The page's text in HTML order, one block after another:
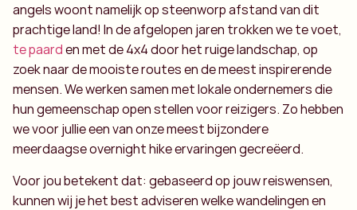
angels woont namelijk op steenworp afstand van dit
prachtige land! In de afgelopen jaren trokken we te voet,
te paarden met de 4x4 door het ruige landschap, op
zoek naar de mooiste routes en de meest inspirerende
mensen. We werken samen met lokale ondernemers die
hun gemeenschap open stellen voor reizigers. Zo hebben
we voor jullie een van onze meest bijzondere
meerdaagse overnight hike ervaringen gecreëerd.
Voor jou betekent dat: gebaseerd op jouw reiswensen,
kunnen wij je het best adviseren welke wandelingen en